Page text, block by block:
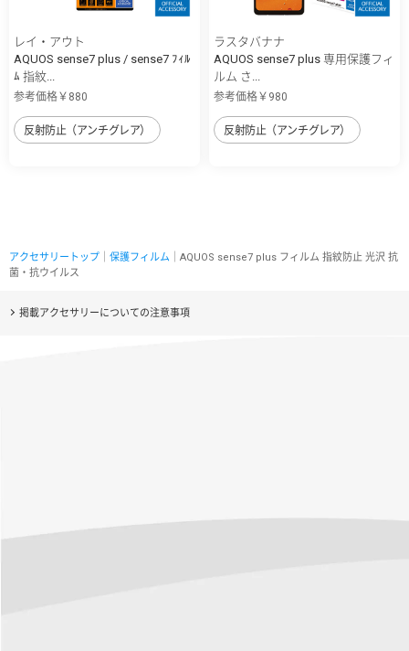
レイ・アウト
AQUOS sense7 plus / sense7 ﾌｨﾙ
ﾑ 指紋...
参考価格￥880
反射防止（アンチグレア）
ラスタバナナ
AQUOS sense7 plus 専用保護フィ
ルム さ...
参考価格￥980
反射防止（アンチグレア）
アクセサリートップ 保護フィルム ｜AQUOS sense7 plus フィルム 指紋防止 光沢 抗
菌・抗ウイルス
掲載アクセサリーについての注意事項